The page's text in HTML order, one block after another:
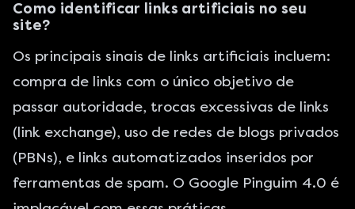
Como identificar links artificiais no seu
site?
Os principais sinais de links artificiais incluem:
compra de links com o único objetivo de
passar autoridade, trocas excessivas de links
(link exchange), uso de redes de blogs privados
(PBNs), e links automatizados inseridos por
ferramentas de spam. O Google Pinguim 4.0 é